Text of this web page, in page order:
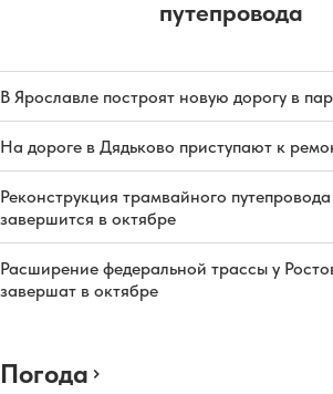
путепровода
В Ярославле построят новую дорогу в
На дороге в Дядьково приступают к
Реконструкция трамвайного
завершится в октябре
Расширение федеральной трассы у
завершат в октябре
Погода